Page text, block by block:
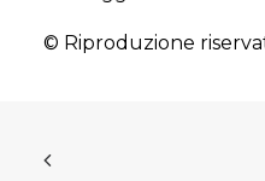
© Riproduzione